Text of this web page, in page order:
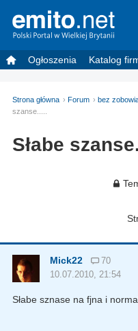
Ogłoszenia Katalog
Strona główna Forum bez
szanse.....
Słabe
Mick22
70
10.07.2010, 21:54
Słabe sznase na fjna i